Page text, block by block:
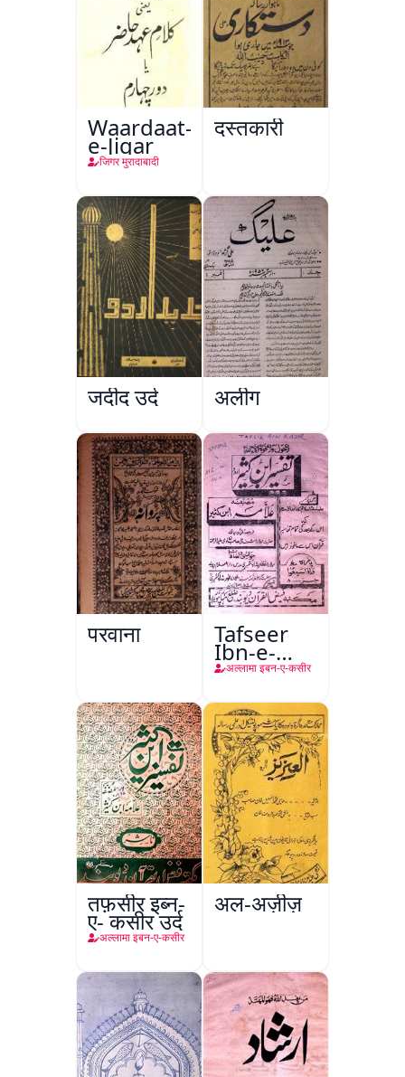
Waardaat-
e-Jigar
जिगर मुरादाबादी
दस्तकारी
जदीद उर्दू अलीग
परवाना Tafseer
Ibn-e-
Kaseer
अल्लामा इबन-ए-कसीर
तफ़सीर इब्न-
ए- कसीर उर्दू
अल्लामा इबन-ए-कसीर
अल-अज़ीज़